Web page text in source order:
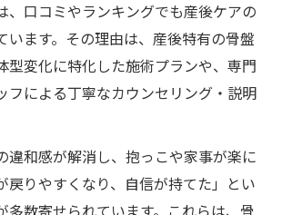
指導される日常姿勢改善のポイン
勢・股関節を一体でケアするメリ
、口コミやランキングでも産後ケアの
います。その理由は、産後特有の骨盤
型変化に特化した施術プランや、専門
フによる丁寧なカウンセリング・説明
違和感が解消し、抱っこや家事が楽に
戻りやすくなり、自信が持てた」とい